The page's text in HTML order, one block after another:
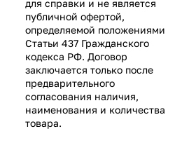
для справки и не является
публичной офертой,
определяемой положениями
Статьи 437 Гражданского
кодекса РФ. Договор
заключается только после
предварительного
согласования наличия,
наименования и количества
товара.